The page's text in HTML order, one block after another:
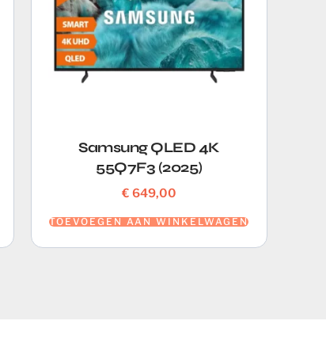
Samsung QLED 4K
55Q7F3 (2025)
€ 649,00
TOEVOEGEN AAN WINKELWAGEN